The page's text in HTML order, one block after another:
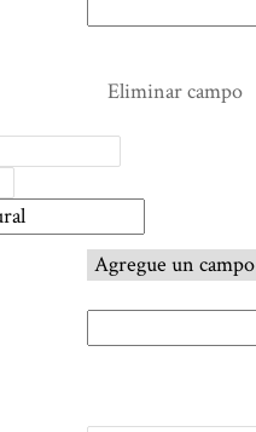
Eliminar campo
Agregue un campo